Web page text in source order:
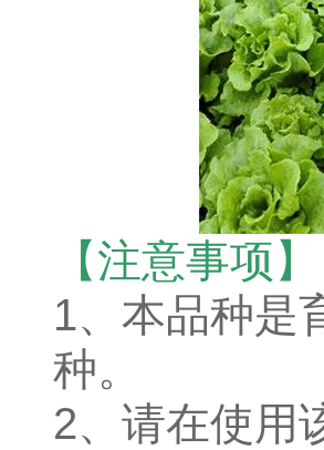
【注意事项】
1、本品种是
种。
2、请在使用